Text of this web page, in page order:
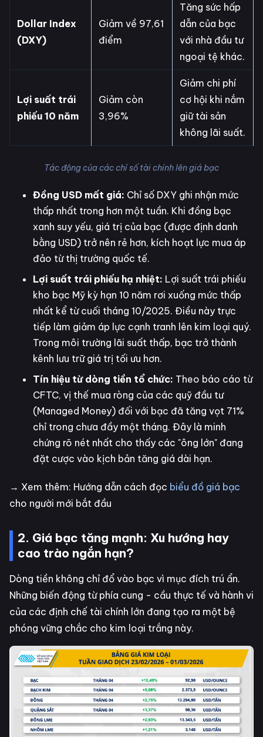
Dollar Index
(DXY)
Giảm về 97,61
điểm
Tăng sức hấp
dẫn của bạc
với nhà đầu tư
ngoại tệ khác.
Lợi suất trái
phiếu 10 năm
Giảm còn
3,96%
Giảm chi phí
cơ hội khi nắm
giữ tài sản
không lãi suất.
Tác động của các chỉ số tài chính lên giá bạc
Đồng USD mất giá: Chỉ số DXY ghi nhận mức
thấp nhất trong hơn một tuần. Khi đồng bạc
xanh suy yếu, giá trị của bạc (được định danh
bằng USD) trở nên rẻ hơn, kích hoạt lực mua áp
đảo từ thị trường quốc tế.
Lợi suất trái phiếu hạ nhiệt: Lợi suất trái phiếu
kho bạc Mỹ kỳ hạn 10 năm rơi xuống mức thấp
nhất kể từ cuối tháng 10/2025. Điều này trực
tiếp làm giảm áp lực cạnh tranh lên kim loại quý.
Trong môi trường lãi suất thấp, bạc trở thành
kênh lưu trữ giá trị tối ưu hơn.
Tín hiệu từ dòng tiền tổ chức: Theo báo cáo từ
CFTC, vị thế mua ròng của các quỹ đầu tư
(Managed Money) đối với bạc đã tăng vọt 71%
chỉ trong chưa đầy một tháng. Đây là minh
chứng rõ nét nhất cho thấy các "ông lớn" đang
đặt cược vào kịch bản tăng giá dài hạn.
→ Xem thêm: Hướng dẫn cách đọc biểu đồ giá bạc
cho người mới bắt đầu
2. Giá bạc tăng mạnh: Xu hướng hay
cao trào ngắn hạn?
Dòng tiền không chỉ đổ vào bạc vì mục đích trú ẩn.
Những biến động từ phía cung - cầu thực tế và hành vi
của các định chế tài chính lớn đang tạo ra một bệ
phóng vững chắc cho kim loại trắng này.